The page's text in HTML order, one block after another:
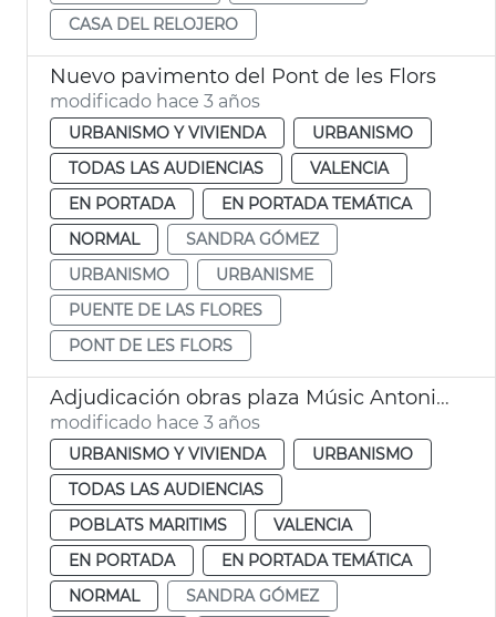
CASA DEL RELOJERO
Nuevo pavimento del Pont de les Flors
modificado hace 3 años
URBANISMO Y VIVIENDA
URBANISMO
TODAS LAS AUDIENCIAS
VALENCIA
EN PORTADA
EN PORTADA TEMÁTICA
NORMAL
SANDRA GÓMEZ
URBANISMO
URBANISME
PUENTE DE LAS FLORES
PONT DE LES FLORS
Adjudicación obras plaza Músic Antoni Eiximeno
modificado hace 3 años
URBANISMO Y VIVIENDA
URBANISMO
TODAS LAS AUDIENCIAS
POBLATS MARITIMS
VALENCIA
EN PORTADA
EN PORTADA TEMÁTICA
NORMAL
SANDRA GÓMEZ